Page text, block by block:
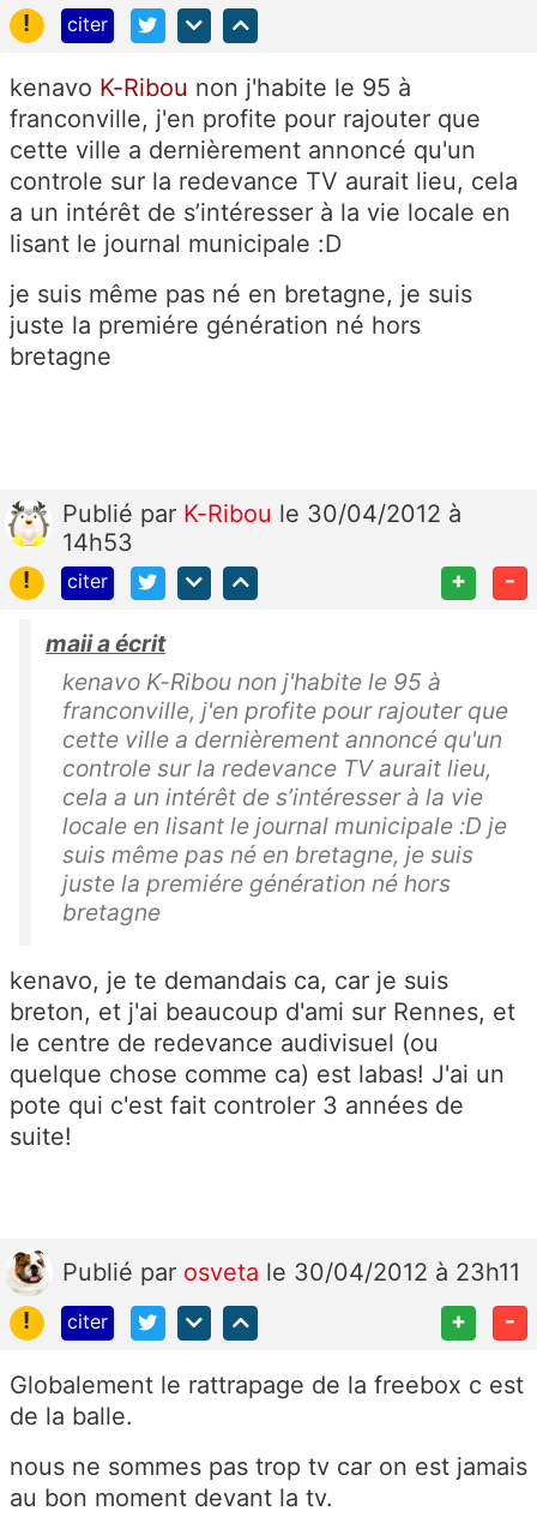
! citer
kenavo K-Ribou non j'habite le 95 à
franconville, j'en profite pour rajouter que
cette ville a dernièrement annoncé qu'un
controle sur la redevance TV aurait lieu, cela
a un intérêt de s’intéresser à la vie locale en
lisant le journal municipale :D
je suis même pas né en bretagne, je suis
juste la premiére génération né hors
bretagne
Publié par K-Ribou le 30/04/2012 à
14h53
!
citer + -
maii a écrit
kenavo K-Ribou non j'habite le 95 à
franconville, j'en profite pour rajouter que
cette ville a dernièrement annoncé qu'un
controle sur la redevance TV aurait lieu,
cela a un intérêt de s’intéresser à la vie
locale en lisant le journal municipale :D je
suis même pas né en bretagne, je suis
juste la premiére génération né hors
bretagne
kenavo, je te demandais ca, car je suis
breton, et j'ai beaucoup d'ami sur Rennes, et
le centre de redevance audivisuel (ou
quelque chose comme ca) est labas! J'ai un
pote qui c'est fait controler 3 années de
suite!
Publié par osveta le 30/04/2012 à 23h11
!
citer + -
Globalement le rattrapage de la freebox c est
de la balle.
nous ne sommes pas trop tv car on est jamais
au bon moment devant la tv.